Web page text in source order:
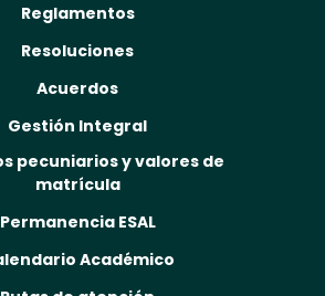
Reglamentos
Resoluciones
Acuerdos
Gestión Integral
pecuniarios y valores de
matrícula
Permanencia ESAL
Académico